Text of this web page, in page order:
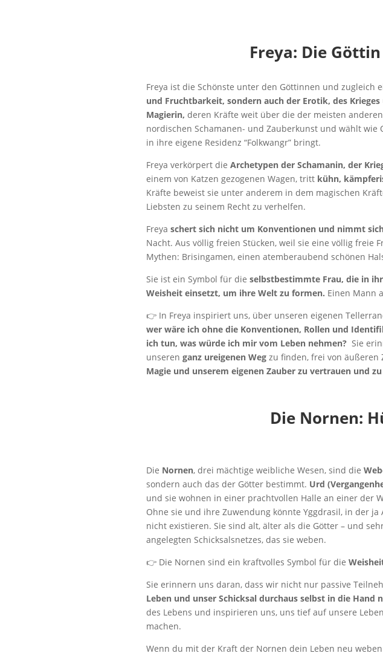
Freya: Die
Freya ist die Schönste unter den Göttinnen und
und Fruchtbarkeit, sondern auch der Erotik, des
Magierin, deren Kräfte weit über die der meisten
nordischen Schamanen- und Zauberkunst und wählt wie
in ihre eigene Residenz “Folkwangr” bringt.
Freya verkörpert die Archetypen der Schamanin, der
einem von Katzen gezogenen Wagen, tritt kühn,
Kräfte beweist sie unter anderem in dem magischen
Liebsten zu seinem Recht zu verhelfen.
Freya schert sich nicht um Konventionen und nimmt
Nacht. Aus völlig freien Stücken, weil sie eine völlig freie
Mythen: Brisingamen, einen atemberaubend schönen
Sie ist ein Symbol für die selbstbestimmte Frau, die in
Weisheit einsetzt, um ihre Welt zu formen. Einen Mann
👉 In Freya inspiriert uns, über unseren eigenen
wer wäre ich ohne die Konventionen, Rollen und
ich tun, was würde ich mir vom Leben nehmen?Sie
unseren ganz ureigenen Wegzu finden, frei von äußeren
Magie und unserem eigenen Zauber zu vertrauen und
Die Nornen:
Die Nornen, drei mächtige weibliche Wesen, sind die
sondern auch das der Götter bestimmt. Urd
und sie wohnen in einer prachtvollen Halle an einer der
Ohne sie und ihre Zuwendung könnte Yggdrasil, in der
nicht existieren. Sie sind alt, älter als die Götter – und
angelegten Schicksalsnetzes, das sie weben.
👉 Die Nornen sind ein kraftvolles Symbol für die
Sie erinnern uns daran, dass wir nicht nur passive
Leben und unser Schicksal durchaus selbst in die Hand
des Lebens und inspirieren uns, uns tief auf unsere
machen.
Wenn du mit der Kraft der Nornen dein Leben neu